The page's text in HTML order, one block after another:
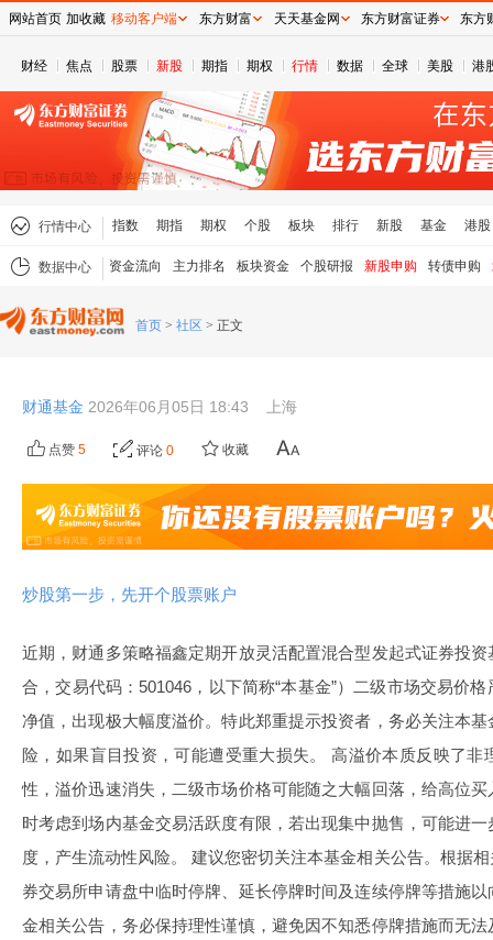
财经 焦点 股票 新股 期指 期权 行情 数据 全球 美股 港
行情中心 指数 期指 期权 个股 板块 排行 新股 基金 港股
数据中心 资金流向 主力排名 板块资金 个股研报 新股申购 转债申购
首页 > 社区 > 正文
财通基金 2026年06月05日 18:43 上海
点赞 5 评论 0 收藏
炒股第一步，先开个股票账户
近期，财通多策略福鑫定期开放灵活配置混合型发起式证券投
合，交易代码：501046，以下简称“本基金”）二级市场交易价
净值，出现极大幅度溢价。特此郑重提示投资者，务必关注本
险，如果盲目投资，可能遭受重大损失。 高溢价本质反映了非
性，溢价迅速消失，二级市场价格可能随之大幅回落，给高位
时考虑到场内基金交易活跃度有限，若出现集中抛售，可能进
度，产生流动性风险。 建议您密切关注本基金相关公告。根据
券交易所申请盘中临时停牌、延长停牌时间及连续停牌等措施
金相关公告，务必保持理性谨慎，避免因不知悉停牌措施而无
网站首页 加收藏 移动客户端 东方财富 天天基金网 东方财富证券 东方